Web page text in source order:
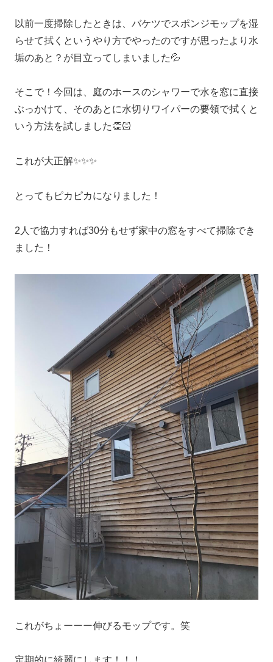
以前一度掃除したときは、バケツでスポンジモップを湿
らせて拭くというやり方でやったのですが思ったより水
垢のあと？が目立ってしまいました💦
そこで！今回は、庭のホースのシャワーで水を窓に直接
ぶっかけて、そのあとに水切りワイパーの要領で拭くと
いう方法を試しました👏🏻
これが大正解✨✨✨
とってもピカピカになりました！
2人で協力すれば30分もせず家中の窓をすべて掃除でき
ました！
これがちょーーー伸びるモップです。笑